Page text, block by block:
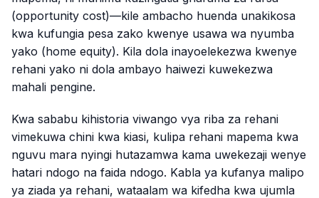
(opportunity cost)—kile ambacho huenda unakikosa
kwa kufungia pesa zako kwenye usawa wa nyumba
yako (home equity). Kila dola inayoelekezwa kwenye
rehani yako ni dola ambayo haiwezi kuwekezwa
mahali pengine.
Kwa sababu kihistoria viwango vya riba za rehani
vimekuwa chini kwa kiasi, kulipa rehani mapema kwa
nguvu mara nyingi hutazamwa kama uwekezaji wenye
hatari ndogo na faida ndogo. Kabla ya kufanya malipo
ya ziada ya rehani, wataalam wa kifedha kwa ujumla